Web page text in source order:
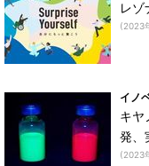
レゾ
(2023
イノ
キヤ
発、
(2023